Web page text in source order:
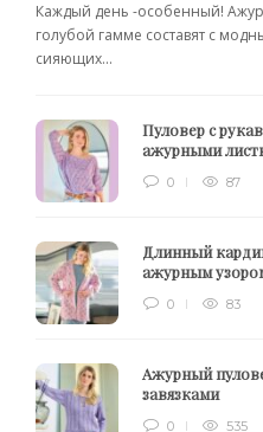
Каждый день -особенный!
голубой гамме составят с
сияющих...
Пуловер с
ажурными
0 87
Длинный
ажурным
0 83
Ажурный
завязками
0 535